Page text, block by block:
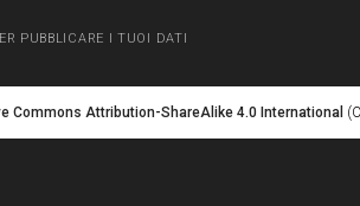
PUBBLICARE I TUOI DATI
Commons Attribution-ShareAlike 4.0 International